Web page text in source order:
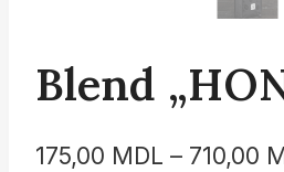
Blend
175,00 MDL – 710,00